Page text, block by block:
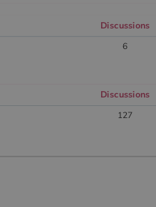
Discussions
6
Discussions
127